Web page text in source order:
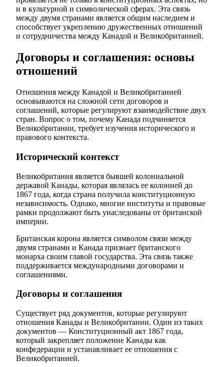
и в культурной и символической сферах. Эта связь
между двумя странами является общим наследием и
способствует укреплению дружественных отношений
и сотрудничества между Канадой и Великобританией.
Договоры и соглашения: основы
отношений
Отношения между Канадой и Великобританией
основываются на сложной сети договоров и
соглашений, которые регулируют взаимодействие двух
стран. Вопрос о том, почему Канада подчиняется
Великобритании, требует изучения исторического и
правового контекста.
Исторический контекст
Великобритания является бывшей колониальной
державой Канады, которая являлась ее колонией до
1867 года, когда страна получила конституционную
независимость. Однако, многие институты и правовые
рамки продолжают быть унаследованы от британской
империи.
Британская корона является символом связи между
двумя странами и Канада признает британского
монарха своим главой государства. Эта связь также
поддерживается международными договорами и
соглашениями.
Договоры и соглашения
Существует ряд документов, которые регулируют
отношения Канады и Великобритании. Один из таких
документов — Конституционный акт 1867 года,
который закрепляет положение Канады как
конфедерации и устанавливает ее отношения с
Великобританией.